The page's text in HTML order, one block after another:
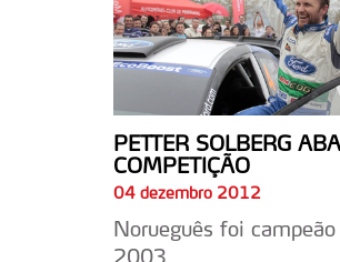
PETTER SOLBERG
COMPETIÇÃO
04 dezembro 2012
Norueguês foi
2003